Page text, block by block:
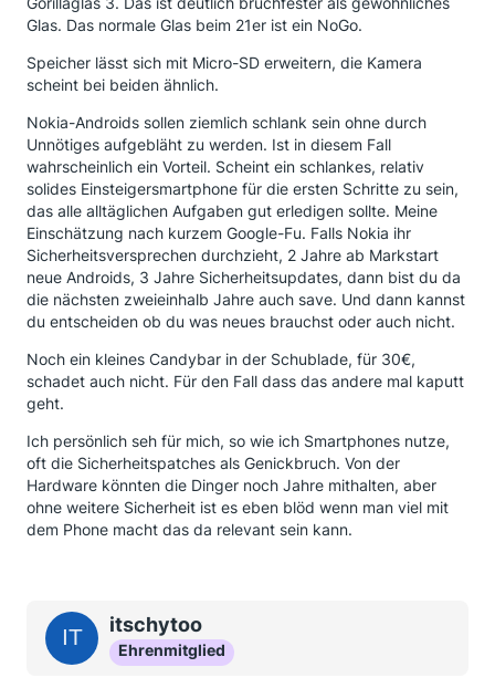
Glas. Das normale Glas beim 21er ist ein NoGo.
Speicher lässt sich mit Micro-SD erweitern, die Kamera
scheint bei beiden ähnlich.
Nokia-Androids sollen ziemlich schlank sein ohne durch
Unnötiges aufgebläht zu werden. Ist in diesem Fall
wahrscheinlich ein Vorteil. Scheint ein schlankes, relativ
solides Einsteigersmartphone für die ersten Schritte zu sein,
das alle alltäglichen Aufgaben gut erledigen sollte. Meine
Einschätzung nach kurzem Google-Fu. Falls Nokia ihr
Sicherheitsversprechen durchzieht, 2 Jahre ab Markstart
neue Androids, 3 Jahre Sicherheitsupdates, dann bist du da
die nächsten zweieinhalb Jahre auch save. Und dann kannst
du entscheiden ob du was neues brauchst oder auch nicht.
Noch ein kleines Candybar in der Schublade, für 30€,
schadet auch nicht. Für den Fall dass das andere mal kaputt
geht.
Ich persönlich seh für mich, so wie ich Smartphones nutze,
oft die Sicherheitspatches als Genickbruch. Von der
Hardware könnten die Dinger noch Jahre mithalten, aber
ohne weitere Sicherheit ist es eben blöd wenn man viel mit
dem Phone macht das da relevant sein kann.
itschytoo
Ehrenmitglied